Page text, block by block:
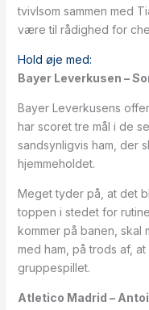
tvivlsom sammen med
være til rådighed for
Hold øje med:
Bayer Leverkusen –
Bayer Leverkusens
har scoret tre mål i de
sandsynligvis ham, der
hjemmeholdet.
Meget tyder på, at det
toppen i stedet for
kommer på banen, skal
med ham, på trods af,
gruppespillet.
Atletico Madrid –